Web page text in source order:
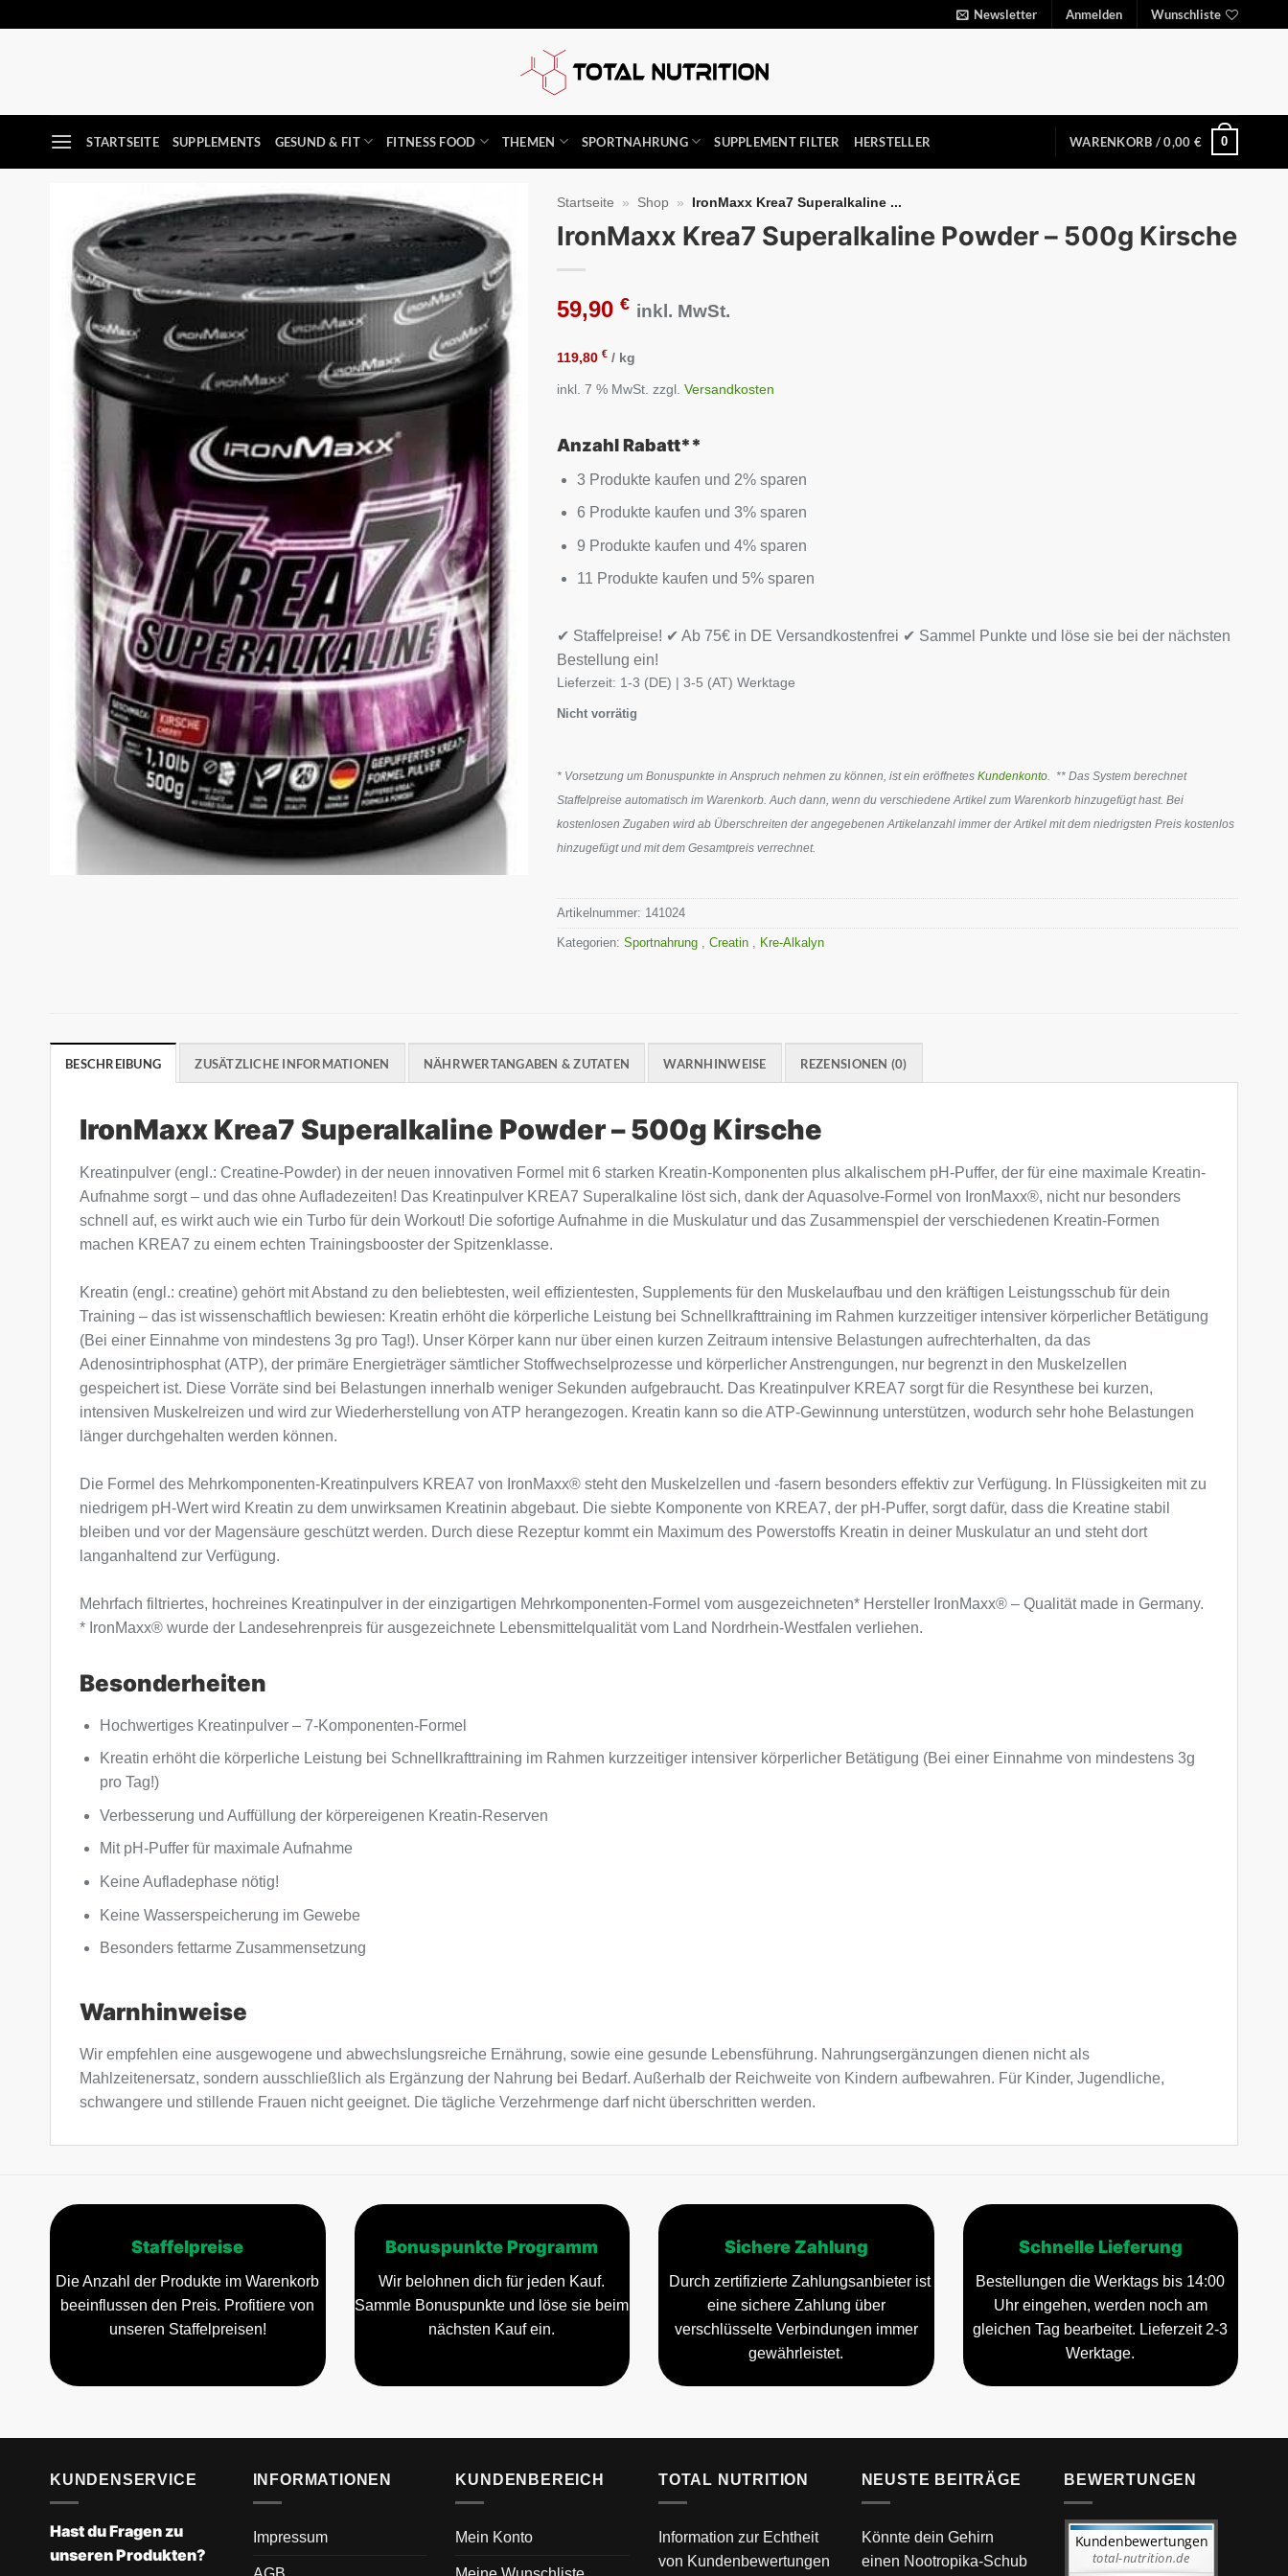
Newsletter Anmelden Wunschliste
STARTSEITE SUPPLEMENTS GESUND & FIT FITNESS FOOD THEMEN SPORTNAHRUNG SUPPLEMENT FILTER HERSTELLER WARENKORB /0,00 € 0
Auf die
Wunschliste
Startseite » Shop » IronMaxx Krea7 Superalkaline ...
IronMaxx Krea7 Superalkaline Powder – 500g Kirsche
59,90€ inkl. MwSt.
119,80€ / kg
inkl. 7 % MwSt. zzgl.Versandkosten
Anzahl Rabatt**
3 Produkte kaufen und 2% sparen
6 Produkte kaufen und 3% sparen
9 Produkte kaufen und 4% sparen
11 Produkte kaufen und 5% sparen
✔ Staffelpreise! ✔ Ab 75€ in DE Versandkostenfrei ✔ Sammel Punkte und löse sie bei der nächsten
Bestellung ein!
Lieferzeit: 1-3 (DE) | 3-5 (AT) Werktage
Nicht vorrätig
* Vorsetzung um Bonuspunkte in Anspruch nehmen zu können, ist ein eröffnetesKundenkonto . ** Das System berechnet
Staffelpreise automatisch im Warenkorb. Auch dann, wenn du verschiedene Artikel zum Warenkorb hinzugefügt hast. Bei
kostenlosen Zugaben wird ab Überschreiten der angegebenen Artikelanzahl immer der Artikel mit dem niedrigsten Preis kostenlos
hinzugefügt und mit dem Gesamtpreis verrechnet.
Artikelnummer: 141024
Kategorien:Sportnahrung ,Creatin Kre-Alkalyn
BESCHREIBUNG ZUSÄTZLICHE INFORMATIONEN NÄHRWERTANGABEN & ZUTATEN WARNHINWEISE REZENSIONEN (0)
IronMaxx Krea7 Superalkaline Powder – 500g Kirsche
Kreatinpulver (engl.: Creatine-Powder) in der neuen innovativen Formel mit 6 starken Kreatin-Komponenten plus alkalischem pH-Puffer, der für eine maximale Kreatin-
Aufnahme sorgt – und das ohne Aufladezeiten! Das Kreatinpulver KREA7 Superalkaline löst sich, dank der Aquasolve-Formel von IronMaxx®, nicht nur besonders
schnell auf, es wirkt auch wie ein Turbo für dein Workout! Die sofortige Aufnahme in die Muskulatur und das Zusammenspiel der verschiedenen Kreatin-Formen
machen KREA7 zu einem echten Trainingsbooster der Spitzenklasse.
Kreatin (engl.: creatine) gehört mit Abstand zu den beliebtesten, weil effizientesten, Supplements für den Muskelaufbau und den kräftigen Leistungsschub für dein
Training – das ist wissenschaftlich bewiesen: Kreatin erhöht die körperliche Leistung bei Schnellkrafttraining im Rahmen kurzzeitiger intensiver körperlicher Betätigung
(Bei einer Einnahme von mindestens 3g pro Tag!). Unser Körper kann nur über einen kurzen Zeitraum intensive Belastungen aufrechterhalten, da das
Adenosintriphosphat (ATP), der primäre Energieträger sämtlicher Stoffwechselprozesse und körperlicher Anstrengungen, nur begrenzt in den Muskelzellen
gespeichert ist. Diese Vorräte sind bei Belastungen innerhalb weniger Sekunden aufgebraucht. Das Kreatinpulver KREA7 sorgt für die Resynthese bei kurzen,
intensiven Muskelreizen und wird zur Wiederherstellung von ATP herangezogen. Kreatin kann so die ATP-Gewinnung unterstützen, wodurch sehr hohe Belastungen
länger durchgehalten werden können.
Die Formel des Mehrkomponenten-Kreatinpulvers KREA7 von IronMaxx® steht den Muskelzellen und -fasern besonders effektiv zur Verfügung. In Flüssigkeiten mit zu
niedrigem pH-Wert wird Kreatin zu dem unwirksamen Kreatinin abgebaut. Die siebte Komponente von KREA7, der pH-Puffer, sorgt dafür, dass die Kreatine stabil
bleiben und vor der Magensäure geschützt werden. Durch diese Rezeptur kommt ein Maximum des Powerstoffs Kreatin in deiner Muskulatur an und steht dort
langanhaltend zur Verfügung.
Mehrfach filtriertes, hochreines Kreatinpulver in der einzigartigen Mehrkomponenten-Formel vom ausgezeichneten* Hersteller IronMaxx® – Qualität made in Germany.
* IronMaxx® wurde der Landesehrenpreis für ausgezeichnete Lebensmittelqualität vom Land Nordrhein-Westfalen verliehen.
Besonderheiten
Hochwertiges Kreatinpulver – 7-Komponenten-Formel
Kreatin erhöht die körperliche Leistung bei Schnellkrafttraining im Rahmen kurzzeitiger intensiver körperlicher Betätigung (Bei einer Einnahme von mindestens 3g
pro Tag!)
Verbesserung und Auffüllung der körpereigenen Kreatin-Reserven
Mit pH-Puffer für maximale Aufnahme
Keine Aufladephase nötig!
Keine Wasserspeicherung im Gewebe
Besonders fettarme Zusammensetzung
Warnhinweise
Wir empfehlen eine ausgewogene und abwechslungsreiche Ernährung, sowie eine gesunde Lebensführung. Nahrungsergänzungen dienen nicht als
Mahlzeitenersatz, sondern ausschließlich als Ergänzung der Nahrung bei Bedarf. Außerhalb der Reichweite von Kindern aufbewahren. Für Kinder, Jugendliche,
schwangere und stillende Frauen nicht geeignet. Die tägliche Verzehrmenge darf nicht überschritten werden.
Staffelpreise
Die Anzahl der Produkte im Warenkorb
beeinflussen den Preis. Profitiere von
unseren Staffelpreisen!
Bonuspunkte Programm
Wir belohnen dich für jeden Kauf.
Sammle Bonuspunkte und löse sie beim
nächsten Kauf ein.
Sichere Zahlung
Durch zertifizierte Zahlungsanbieter ist
eine sichere Zahlung über
verschlüsselte Verbindungen immer
gewährleistet.
Schnelle Lieferung
Bestellungen die Werktags bis 14:00
Uhr eingehen, werden noch am
gleichen Tag bearbeitet. Lieferzeit 2-3
Werktage.
KUNDENSERVICE
Hast du Fragen zu
unseren Produkten?
INFORMATIONEN
Impressum
KUNDENBEREICH
Mein Konto
TOTAL NUTRITION
Information zur Echtheit
von Kundenbewertungen
NEUSTE BEITRÄGE
Könnte dein Gehirn
einen Nootropika-Schub
BEWERTUNGEN